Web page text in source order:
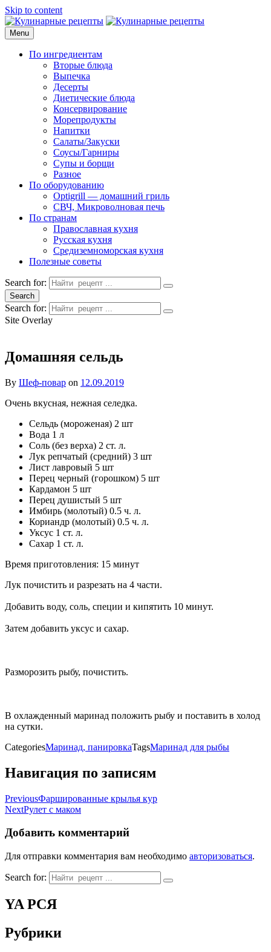
Skip to content
Кулинарные рецепты
для домашнего приготовления
Menu
По ингредиентам
Вторые блюда
Выпечка
Десерты
Диетические блюда
Консервирование
Морепродукты
Напитки
Салаты/Закуски
Соусы/Гарниры
Супы и борщи
Разное
По оборудованию
Optigrill — домашний гриль
СВЧ, Микроволновая печь
По странам
Православная кухня
Русская кухня
Средиземноморская кухня
Полезные советы
Search for:
Search
Search for:
Site Overlay
Домашняя сельдь
By Шеф-повар on 12.09.2019
Очень вкусная, нежная селедка.
Сельдь (мороженая) 2 шт
Вода 1 л
Соль (без верха) 2 ст. л.
Лук репчатый (средний) 3 шт
Лист лавровый 5 шт
Перец черный (горошком) 5 шт
Кардамон 5 шт
Перец душистый 5 шт
Имбирь (молотый) 0.5 ч. л.
Кориандр (молотый) 0.5 ч. л.
Уксус 1 ст. л.
Сахар 1 ст. л.
Время приготовления: 15 минут
Лук почистить и разрезать на 4 части.
Добавить воду, соль, специи и кипятить 10 минут.
Затем добавить уксус и сахар.
Разморозить рыбу, почистить.
В охлажденный маринад положить рыбу и поставить в холод
на сутки.
CategoriesМаринад, панировкаTagsМаринад для рыбы
Навигация по записям
PreviousФаршированные крылья кур
NextРулет с маком
Добавить комментарий
Для отправки комментария вам необходимо авторизоваться.
Search for:
YA РСЯ
Рубрики